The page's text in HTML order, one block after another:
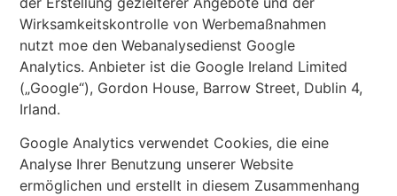
Wirksamkeitskontrolle von Werbemaßnahmen
nutzt moe den Webanalysedienst Google
Analytics. Anbieter ist die Google Ireland Limited
(„Google“), Gordon House, Barrow Street, Dublin 4,
Irland.
Google Analytics verwendet Cookies, die eine
Analyse Ihrer Benutzung unserer Website
ermöglichen und erstellt in diesem Zusammenhang